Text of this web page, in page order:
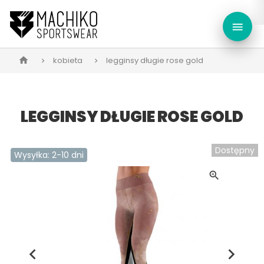
menu
home kobieta legginsy długie rose gold
LEGGINSY DŁUGIE ROSE GOLD
Wysyłka: 2-10 dni Dostępny